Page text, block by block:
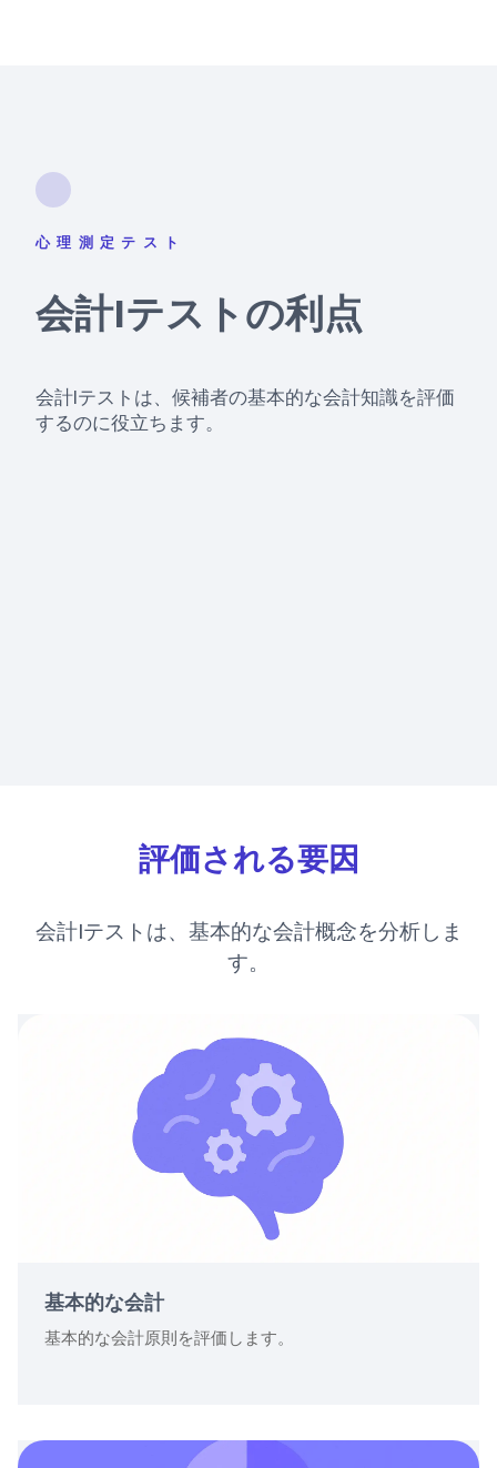
心理測定テスト
会計Iテストの利点
会計Iテストは、候補者の基本的な会計知識を評価
するのに役立ちます。
評価される要因
会計Iテストは、基本的な会計概念を分析しま
す。
基本的な会計
基本的な会計原則を評価します。